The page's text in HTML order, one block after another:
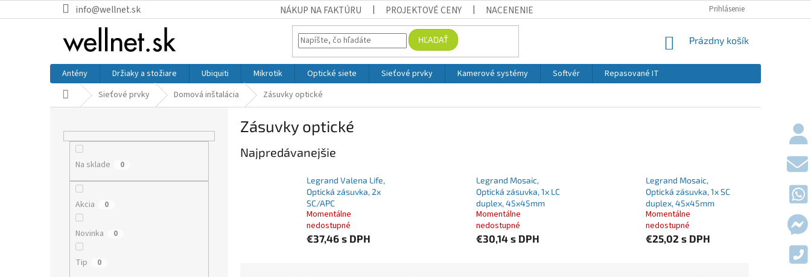
info@wellnet.sk NÁKUP NA FAKTÚRU PROJEKTOVÉ CENY NACENENIE OBCHODNÉ
Prihlásenie
HĽADAŤ NÁKUPNÝ KOŠÍK
Prázdny košík
Antény Držiaky a stožiare Ubiquiti Mikrotik Optické siete Sieťové prvky Kamerové systémy Softvér
Repasované IT
DomovSieťové prvky Domová inštalácia Zásuvky optické
Na sklade 0
Akcia 0
Novinka 0
Tip 0
Zásuvky optické
Najpredávanejšie
Legrand Valena Life,
Optická zásuvka, 2x
SC/APC
Momentálne
nedostupné
€37,46 s DPH
Legrand Mosaic,
Optická zásuvka, 1x LC
duplex, 45x45mm
Momentálne
nedostupné
€30,14 s DPH
Legrand Mosaic,
Optická zásuvka, 1x SC
duplex, 45x45mm
Momentálne
nedostupné
€25,02 s DPH